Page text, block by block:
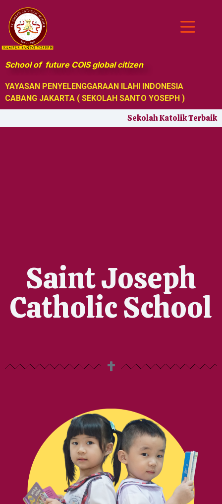
School of future COIS global citizen
YAYASAN PENYELENGGARAAN ILAHI INDONESIA
CABANG JAKARTA ( SEKOLAH SANTO YOSEPH )
Sekolah Katolik Terbaik
Saint Joseph
Catholic School